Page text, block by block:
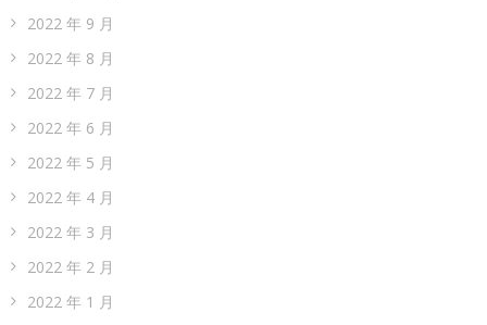
2022 年 9 月
2022 年 8 月
2022 年 7 月
2022 年 6 月
2022 年 5 月
2022 年 4 月
2022 年 3 月
2022 年 2 月
2022 年 1 月